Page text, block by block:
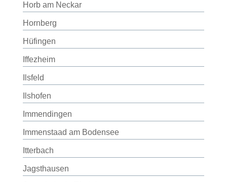
Horb am Neckar
Hornberg
Hüfingen
Iffezheim
Ilsfeld
Ilshofen
Immendingen
Immenstaad am Bodensee
Itterbach
Jagsthausen